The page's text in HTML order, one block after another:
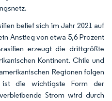
belief sich im Jahr 2021 auf
Anstieg von etwa 5,6 Prozent
erzeugt die drittgrößte
Kontinent. Chile und
Regionen folgen
ist die wichtigste Form der
Strom wird durch